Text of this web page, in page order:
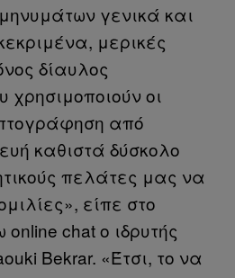
γενικά και
μερικές
δίαυλος
χρησιμοποιούν οι
από
καθιστά δύσκολο
πελάτες μας να
είπε στο
chat ο ιδρυτής
Bekrar. «Έτσι, το να